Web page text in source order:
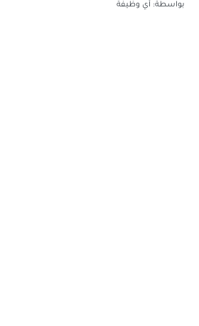
بواسطة: أي وظيفة